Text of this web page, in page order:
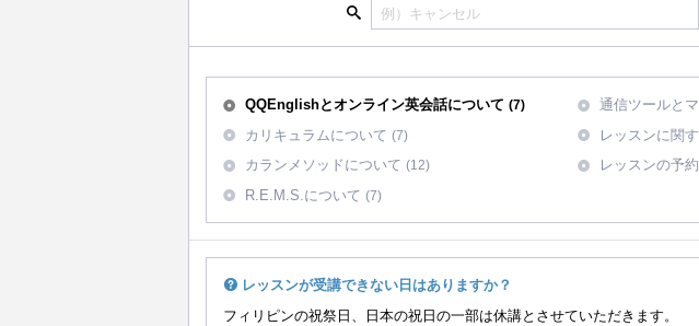
QQEnglishとオンライン英会話について (7) 通信ツールと
カリキュラムについて (7) レッスンに関
カランメソッドについて (12) レッスンの予
R.E.M.S.について (7)
レッスンが受講できない日はありますか？
フィリピンの祝祭日、日本の祝日の一部は休講とさせていただきます。